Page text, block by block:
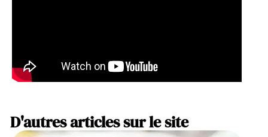
D'autres articles sur le site